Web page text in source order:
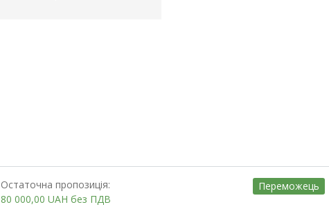
Остаточна пропозиція:
80 000,00 UAH без ПДВ
Переможець